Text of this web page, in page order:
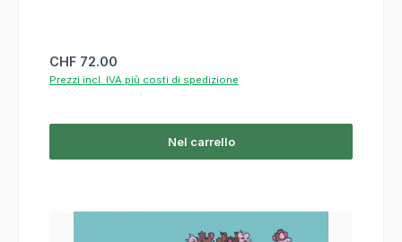
Prezzo normale:
CHF 72.00
Prezzi incl. IVA più costi di spedizione
Nel carrello